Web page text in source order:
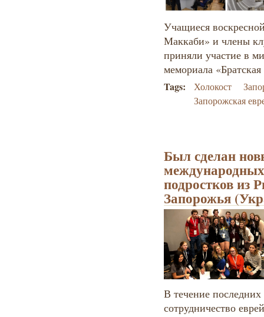
Учащиеся
Маккаби» и члены
приняли участие в
мемориала
Tags: Холокост
Запорожская
Был сделан
подростков
Запорожья
В течение
сотрудничество